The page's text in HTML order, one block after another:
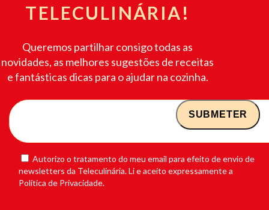
TELECULINÁRIA!
Queremos partilhar consigo todas as
novidades, as melhores sugestões de receitas
e fantásticas dicas para o ajudar na cozinha.
Autorizo o tratamento do meu email para efeito de envio de
newsletters da Teleculinária. Li e aceito expressamente a
Política de Privacidade.